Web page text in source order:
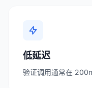
低延迟
验证调用通常在